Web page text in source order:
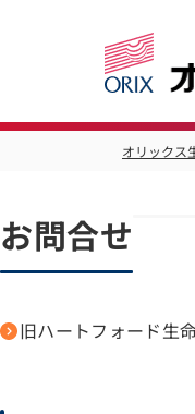
オリックス
お問合せ
旧ハートフォード生